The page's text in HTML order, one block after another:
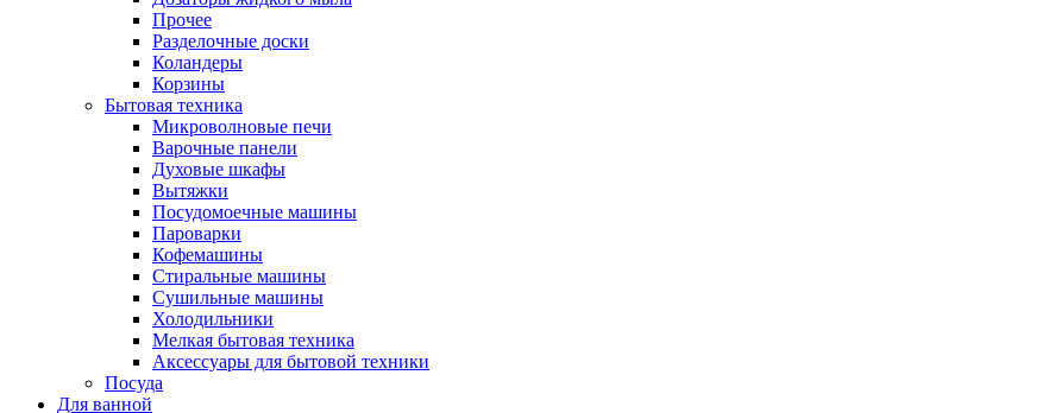
Прочее
Разделочные доски
Коландеры
Корзины
Бытовая техника
Микроволновые печи
Варочные панели
Духовые шкафы
Вытяжки
Посудомоечные машины
Пароварки
Кофемашины
Стиральные машины
Сушильные машины
Холодильники
Мелкая бытовая техника
Аксессуары для бытовой техники
Посуда
Для ванной